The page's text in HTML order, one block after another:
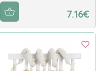
7.16€